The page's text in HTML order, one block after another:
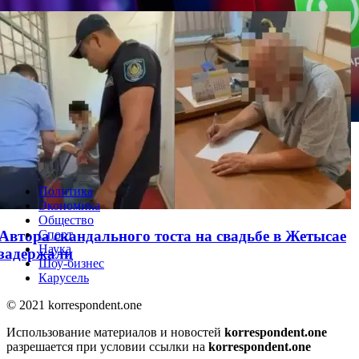
решил одну из самых раздражающих
скандального тоста на свадьбе в Жетысае
Политика
Экономика
Общество
Спорт
Наука
Шоу-бизнес
Карусель
© 2021 korrespondent.one
Использование материалов и новостей korrespondent.one
разрешается при условии ссылки на korrespondent.one